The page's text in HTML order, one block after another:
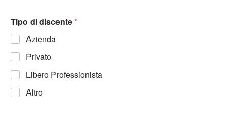
Tipo di discente*
Azienda
Privato
Libero Professionista
Altro